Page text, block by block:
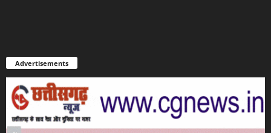
Advertisements